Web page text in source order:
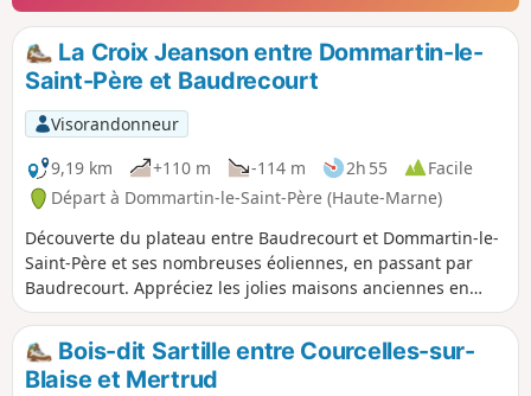
La Croix Jeanson entre Dommartin-le-
Saint-Père et Baudrecourt
Visorandonneur
9,19 km
+110 m -114 m 2h 55
Facile
Départ à Dommartin-le-Saint-Père (Haute-Marne)
Découverte du plateau entre Baudrecourt et Dommartin-le-
Saint-Père et ses nombreuses éoliennes, en passant par
Baudrecourt. Appréciez les jolies maisons anciennes en
pierres et rénovées. Vous pouvez également observer une
cressonière dans le lit du Blaiseron.
Bois-dit Sartille entre Courcelles-sur-
Blaise et Mertrud